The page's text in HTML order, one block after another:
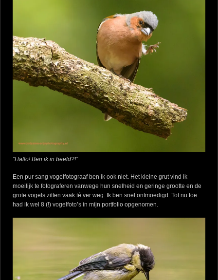
“Hallo! Ben ik in beeld?!”
Een pur sang vogelfotograaf ben ik ook niet. Het kleine grut vind ik
moeilijk te fotograferen vanwege hun snelheid en geringe grootte en de
grote vogels zitten vaak té ver weg. Ik ben snel ontmoedigd. Tot nu toe
had ik wel 8 (!) vogelfoto’s in mijn portfolio opgenomen.